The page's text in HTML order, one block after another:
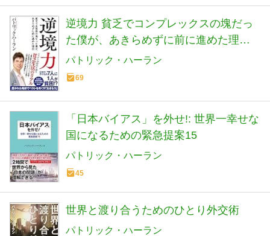
逆境力 貧乏でコンプレックスの塊だっ
た僕が、あきらめずに前に進めた理由
(SB新書)
パトリック・ハーラン
69
「日本バイアス」を外せ!: 世界一幸せな
国になるための緊急提案15
パトリック・ハーラン
45
世界と渡り合うためのひとり外交術
パトリック・ハーラン